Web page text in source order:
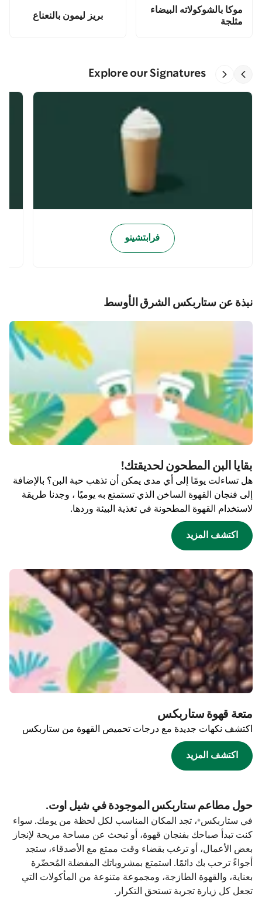
موكا بالشوكولاته البيضاء
مثلجة
بريز ليمون بالنعناع
Explore our Signatures
فرابتشينو
نبذة عن ستاربكس الشرق الأوسط
بقايا البن المطحون لحديقتك!
هل تساءلت يومًا إلى أي مدى يمكن أن تذهب حبة البن؟ بالإضافة
إلى فنجان القهوة الساخن الذي تستمتع به يوميًا ، وجدنا طريقة
لاستخدام القهوة المطحونة في تغذية البيئة وردها.
اكتشف المزيد
متعة قهوة ستاربكس
اكتشف نكهات جديدة مع درجات تحميص القهوة من ستاربكس
اكتشف المزيد
حول مطاعم ستاربكس الموجودة في شيل اوت.
في ستاربكس®، تجد المكان المناسب لكل لحظة من يومك. سواء
كنت تبدأ صباحك بفنجان قهوة، أو تبحث عن مساحة مريحة لإنجاز
بعض الأعمال، أو ترغب بقضاء وقت ممتع مع الأصدقاء، ستجد
أجواءً ترحب بك دائمًا. استمتع بمشروباتك المفضلة المُحضّرة
بعناية، والقهوة الطازجة، ومجموعة متنوعة من المأكولات التي
تجعل كل زيارة تجربة تستحق التكرار.